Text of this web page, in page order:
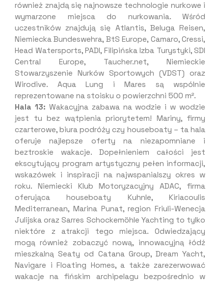
również znajdą się najnowsze technologie nurkowe i
wymarzone miejsca do nurkowania. Wśród
uczestników znajdują się Atlantis, Beluga Reisen,
Niemiecka Bundeswehra, BtS Europe, Camaro, Cressi,
Head Watersports, PADI, Filipińska Izba Turystyki, SDI
Central Europe, Taucher.net, Niemieckie
Stowarzyszenie Nurków Sportowych (VDST) oraz
Wirodive. Aqua Lung i Mares są wspólnie
reprezentowane na stoisku o powierzchni 500 m².
Hala 13: Wakacyjna zabawa na wodzie i w wodzie
jest tu bez wątpienia priorytetem! Mariny, firmy
czarterowe, biura podróży czy houseboaty – ta hala
oferuje najlepsze oferty na niezapomniane i
beztroskie wakacje. Dopełnieniem całości jest
ekscytujący program artystyczny pełen informacji,
wskazówek i inspiracji na najwspanialszy okres w
roku. Niemiecki Klub Motoryzacyjny ADAC, firma
oferująca houseboaty Kuhnle, Kiriacoulis
Mediterranean, Marina Punat, region Friuli-Wenecja
Julijska oraz Sarres Schockemöhle Yachting to tylko
niektóre z atrakcji tego miejsca. Odwiedzający
mogą również zobaczyć nową, innowacyjną łódź
mieszkalną Seaty od Catana Group, Dream Yacht,
Navigare i Floating Homes, a także zarezerwować
wakacje na fińskim archipelagu bezpośrednio w